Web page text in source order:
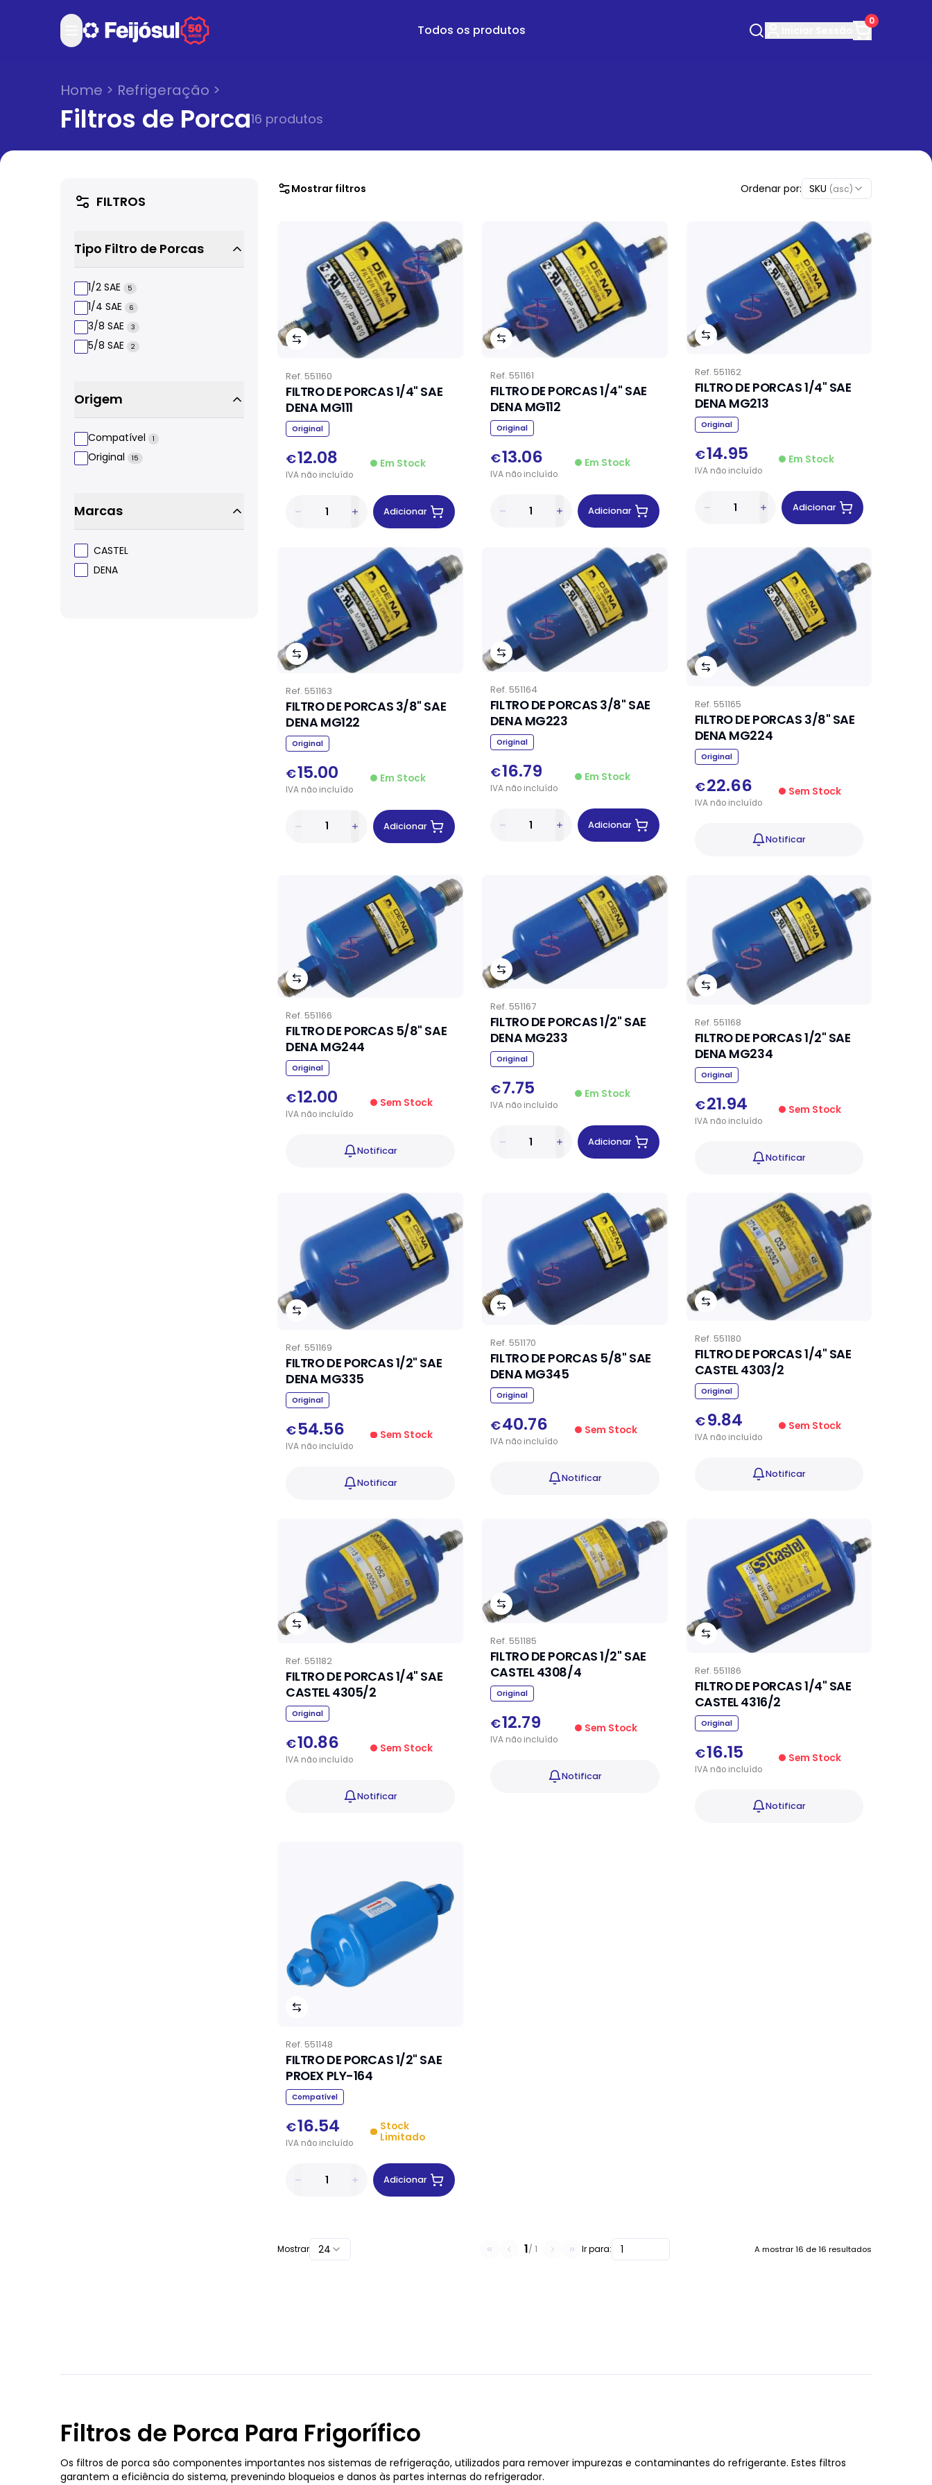
Todos os produtos
0
Home > Refrigeração >
Filtros de Porca16 produtos
FILTROS
Tipo Filtro de Porcas
1/2 SAE 5
1/4 SAE 6
3/8 SAE 3
5/8 SAE 2
Origem
Compatível 1
Original 15
Marcas
CASTEL
DENA
Mostrar filtros Ordenar por: SKU (asc)
Ref.551160
FILTRO DE PORCAS 1/4" SAE
DENA MG111
Original
€12.08
IVA não incluído
Em Stock
Adicionar
Ref. 551161
FILTRO DE PORCAS 1/4" SAE
DENA MG112
Original
€13.06
IVAnãoincluído
Em Stock
Adicionar
Ref. 551162
FILTRO DE PORCAS 1/4" SAE
DENA MG213
Original
€14.95
IVAnãoincluído
Em Stock
Adicionar
Ref.551163
FILTRO DE PORCAS 3/8" SAE
DENA MG122
Original
€15.00
IVA não incluído
Em Stock
Adicionar
Ref. 551164
FILTRO DE PORCAS 3/8" SAE
DENA MG223
Original
€16.79
IVAnãoincluído
Em Stock
Adicionar
Ref. 551165
FILTRO DE PORCAS 3/8" SAE
DENA MG224
Original
€22.66
IVAnãoincluído
Sem Stock
Notificar
Ref.551166
FILTRO DE PORCAS 5/8" SAE
DENA MG244
Original
€12.00
IVA não incluído
Sem Stock
Notificar
Ref. 551167
FILTRO DE PORCAS 1/2" SAE
DENA MG233
Original
€7.75
IVAnãoincluído
Em Stock
Adicionar
Ref. 551168
FILTRO DE PORCAS 1/2" SAE
DENA MG234
Original
€21.94
IVAnãoincluído
Sem Stock
Notificar
Ref.551169
FILTRO DE PORCAS 1/2" SAE
DENA MG335
Original
€54.56
IVA não incluído
Sem Stock
Notificar
Ref. 551170
FILTRO DE PORCAS 5/8" SAE
DENA MG345
Original
€40.76
IVAnãoincluído
Sem Stock
Notificar
Ref. 551180
FILTRO DE PORCAS 1/4" SAE
CASTEL 4303/2
Original
€9.84
IVAnãoincluído
Sem Stock
Notificar
Ref.551182
FILTRO DE PORCAS 1/4" SAE
CASTEL 4305/2
Original
€10.86
IVA não incluído
Sem Stock
Notificar
Ref. 551185
FILTRO DE PORCAS 1/2" SAE
CASTEL 4308/4
Original
€12.79
IVAnãoincluído
Sem Stock
Notificar
Ref. 551186
FILTRO DE PORCAS 1/4" SAE
CASTEL 4316/2
Original
€16.15
IVAnãoincluído
Sem Stock
Notificar
Ref.551148
FILTRO DE PORCAS 1/2" SAE
PROEX PLY-164
Compatível
€16.54
IVA não incluído
Stock
Limitado
Adicionar
A mostrar16 de16 resultados
1/ 1 Ir para:
Mostrar 24
Filtros de Porca Para Frigorífico
Os filtros de porca são componentes importantes nos sistemas de refrigeração, utilizados para remover impurezas e contaminantes do refrigerante. Estes filtros
garantem a eficiência do sistema, prevenindo bloqueios e danos às partes internas do refrigerador.